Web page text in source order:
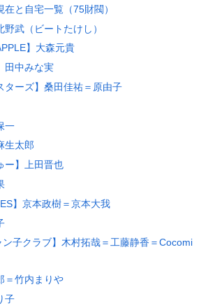
在と自宅一覧（75財閥）
野武（ビートたけし）
】大森元貴
田中みな実
ターズ】桑田佳祐＝原由子
一
生太郎
ー】上田晋也
】京本政樹＝京本大我
ン子クラブ】木村拓哉＝工藤静香＝Cocomi
＝竹内まりや
子